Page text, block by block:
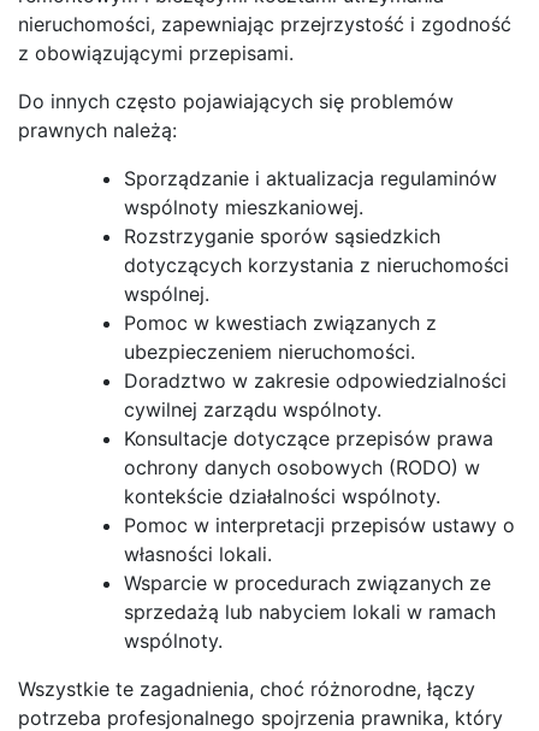
nieruchomości, zapewniając przejrzystość i zgodność
z obowiązującymi przepisami.
Do innych często pojawiających się problemów
prawnych należą:
Sporządzanie i aktualizacja regulaminów
wspólnoty mieszkaniowej.
Rozstrzyganie sporów sąsiedzkich
dotyczących korzystania z nieruchomości
wspólnej.
Pomoc w kwestiach związanych z
ubezpieczeniem nieruchomości.
Doradztwo w zakresie odpowiedzialności
cywilnej zarządu wspólnoty.
Konsultacje dotyczące przepisów prawa
ochrony danych osobowych (RODO) w
kontekście działalności wspólnoty.
Pomoc w interpretacji przepisów ustawy o
własności lokali.
Wsparcie w procedurach związanych ze
sprzedażą lub nabyciem lokali w ramach
wspólnoty.
Wszystkie te zagadnienia, choć różnorodne, łączy
potrzeba profesjonalnego spojrzenia prawnika, który